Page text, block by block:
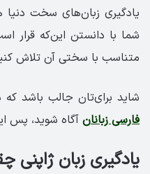
یادگیری زبان‌های سخت
شما با دانستن این‌که قرار
متناسب با سختی آن تلاش
شاید برای‌تان جالب باشد
فارسی زبانان آگاه شوید، پس
یادگیری زبان